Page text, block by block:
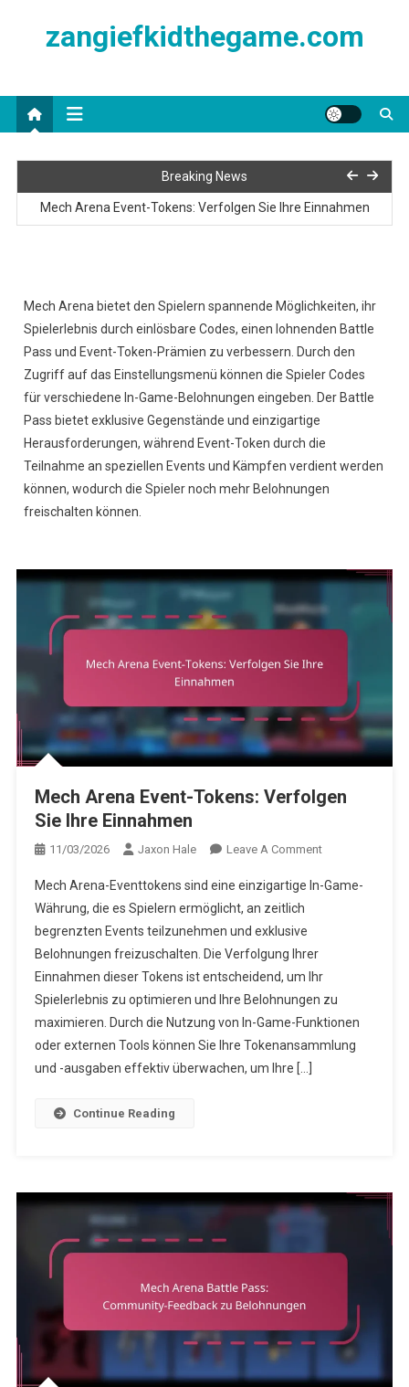
zangiefkidthegame.com
Breaking News
Mech Arena Event-Tokens: Verfolgen Sie Ihre Einnahmen
Mech Arena Battle Pass: Saisonale Themen und Änderungen
Mech Arena Kisten: Verborgene Gegenstände freischalten
Mech Arena Event-Tokens: Verfolgen Sie Ihre Einnahmen
Mech Arena bietet den Spielern spannende Möglichkeiten, ihr
Spielerlebnis durch einlösbare Codes, einen lohnenden Battle
Pass und Event-Token-Prämien zu verbessern. Durch den
Zugriff auf das Einstellungsmenü können die Spieler Codes
für verschiedene In-Game-Belohnungen eingeben. Der Battle
Pass bietet exklusive Gegenstände und einzigartige
Herausforderungen, während Event-Token durch die
Teilnahme an speziellen Events und Kämpfen verdient werden
können, wodurch die Spieler noch mehr Belohnungen
freischalten können.
Mech Arena Event-Tokens: Verfolgen
Sie Ihre Einnahmen
11/03/2026 Jaxon Hale Leave A CommentOn
Arena
Sie
Ihre
Einnahmen
Mech Arena-Eventtokens sind eine einzigartige In-Game-
Währung, die es Spielern ermöglicht, an zeitlich
begrenzten Events teilzunehmen und exklusive
Belohnungen freizuschalten. Die Verfolgung Ihrer
Einnahmen dieser Tokens ist entscheidend, um Ihr
Spielerlebnis zu optimieren und Ihre Belohnungen zu
maximieren. Durch die Nutzung von In-Game-Funktionen
oder externen Tools können Sie Ihre Tokenansammlung
und -ausgaben effektiv überwachen, um Ihre […]
Continue Reading